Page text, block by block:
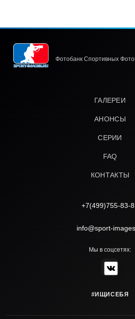
Фотобанк Спортивных
ГАЛЕРЕИ
АНОНСЫ
СЕРИИ
FAQ
КОНТАКТЫ
+7(499)755-83-
info@sport-
Мы в соцсетях:
#ИЩИСЕБЯ